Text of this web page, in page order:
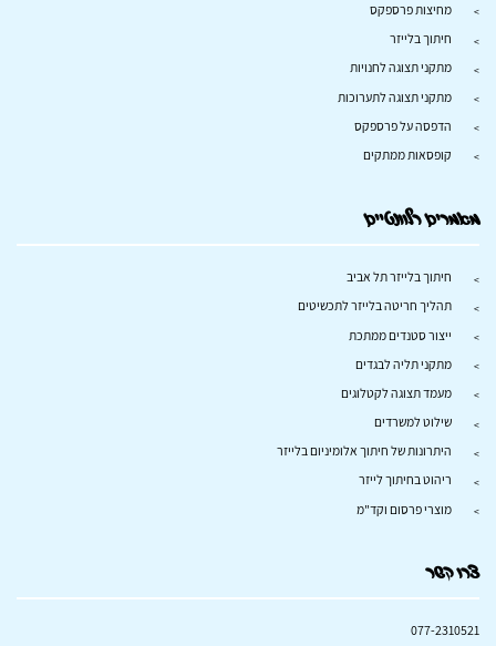
מחיצות פרספקס
חיתוך בלייזר
מתקני תצוגה לחנויות
מתקני תצוגה לתערוכות
הדפסה על פרספקס
קופסאות ממתקים
מאמרים רלוונטיים
חיתוך בלייזר תל אביב
תהליך חריטה בלייזר לתכשיטים
ייצור סטנדים ממתכת
מתקני תליה לבגדים
מעמד תצוגה לקטלוגים
שילוט למשרדים
היתרונות של חיתוך אלומיניום בלייזר
ריהוט בחיתוך לייזר
מוצרי פרסום וקד"מ
צרו קשר
077-2310521